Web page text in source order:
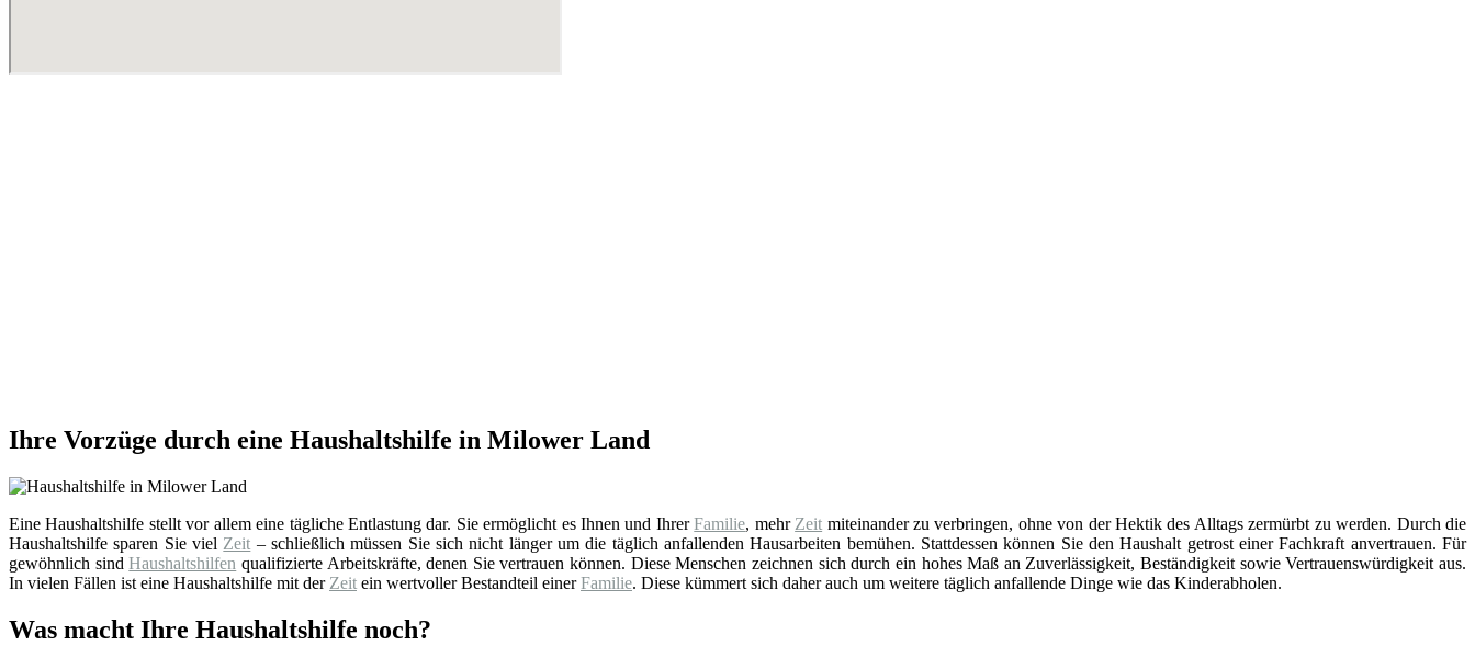
Ihre Vorzüge durch eine Haushaltshilfe in Milower Land
Eine Haushaltshilfe stellt vor allem eine tägliche Entlastung dar. Sie ermöglicht es Ihnen und IhrerFamilie, mehr Zeit miteinander zu verbringen, ohne von der Hektik des Alltags zermürbt zu werden. Durch die
Haushaltshilfe sparen Sie viel Zeit – schließlich müssen Sie sich nicht länger um die täglich anfallenden Hausarbeiten bemühen. Stattdessen können Sie den Haushalt getrost einer Fachkraft anvertrauen. Für
gewöhnlich sindHaushaltshilfen qualifizierte Arbeitskräfte, denen Sie vertrauen können. Diese Menschen zeichnen sich durch ein hohes Maß an Zuverlässigkeit, Beständigkeit sowie Vertrauenswürdigkeit aus.
In vielen Fällen ist eine Haushaltshilfe mit der Zeit ein wertvoller Bestandteil einerFamilie. Diese kümmert sich daher auch um weitere täglich anfallende Dinge wie das Kinderabholen.
Was macht Ihre Haushaltshilfe noch?